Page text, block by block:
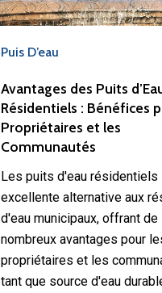
Puis D’eau
Avantages des Puits
Résidentiels : Bénéfices
Propriétaires et les
Communautés
Les puits d'eau résidentiels
excellente alternative aux
d'eau municipaux, offrant de
nombreux avantages pour
propriétaires et les
tant que source d'eau